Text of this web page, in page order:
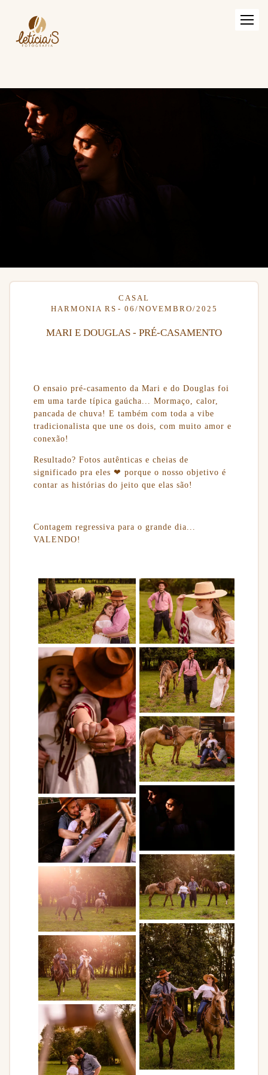
CASAL
HARMONIA RS
06/NOVEMBRO/2025
MARI E DOUGLAS - PRÉ-CASAMENTO
O ensaio pré-casamento da Mari e do Douglas foi
em uma tarde típica gaúcha... Mormaço, calor,
pancada de chuva! E também com toda a vibe
tradicionalista que une os dois, com muito amor e
conexão!
Resultado? Fotos autênticas e cheias de
significado pra eles ❤ porque o nosso objetivo é
contar as histórias do jeito que elas são!
Contagem regressiva para o grande dia...
VALENDO!